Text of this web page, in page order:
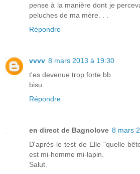
pense à la manière dont je
peluches de ma mère. . .
Répondre
vvvv 8 mars 2013 à 19:30
t'es devenue trop forte bb
bisu
Répondre
en direct de Bagnolove 8 mars
D'après le test de Elle "quelle
est mi-homme mi-lapin.
Salut.